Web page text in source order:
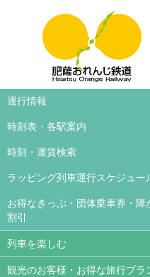
運行情報
時刻表・各駅案内
時刻・運賃検索
ラッピング列車運行スケジュー
お得なきっぷ・団体乗車券・障
割引
列車を楽しむ
観光のお客様・お得な旅行プラ